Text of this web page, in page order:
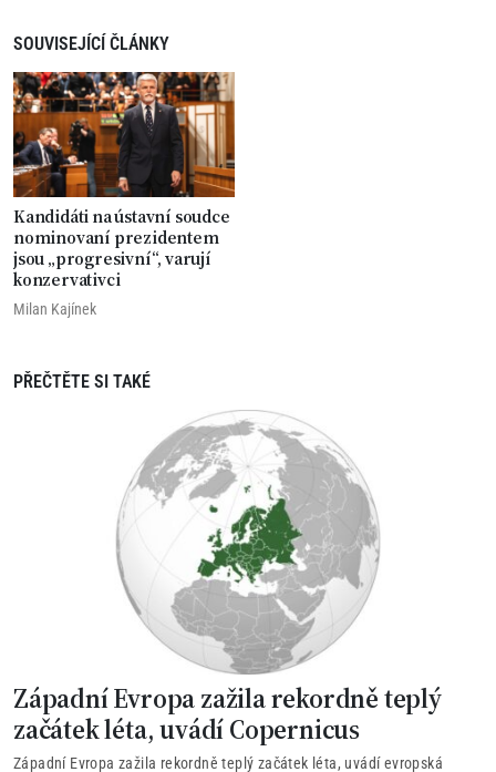
SOUVISEJÍCÍ ČLÁNKY
Kandidáti na ústavní soudce
nominovaní prezidentem
jsou „progresivní“, varují
konzervativci
Milan Kajínek
PŘEČTĚTE SI TAKÉ
Západní Evropa zažila rekordně teplý
začátek léta, uvádí Copernicus
Západní Evropa zažila rekordně teplý začátek léta, uvádí evropská